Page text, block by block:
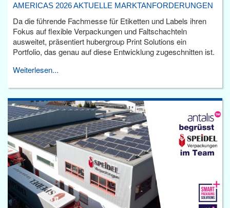
AMERICAS 2026 AKTUELLE MARKTANFORDERUNGEN
Da die führende Fachmesse für Etiketten und Labels ihren
Fokus auf flexible Verpackungen und Faltschachteln
ausweitet, präsentiert hubergroup Print Solutions ein
Portfolio, das genau auf diese Entwicklung zugeschnitten ist.
Weiterlesen...